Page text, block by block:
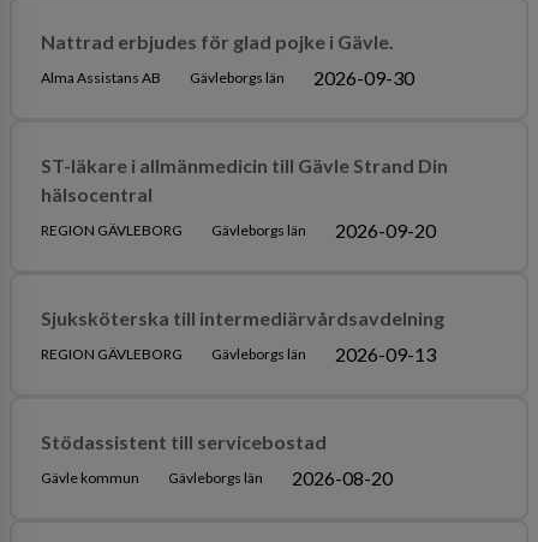
Nattrad erbjudes för glad pojke i Gävle.
Alma Assistans AB Gävleborgs län 2026-09-30
ST-läkare i allmänmedicin till Gävle Strand Din
hälsocentral
REGION GÄVLEBORG Gävleborgs län 2026-09-20
Sjuksköterska till intermediärvårdsavdelning
REGION GÄVLEBORG Gävleborgs län 2026-09-13
Stödassistent till servicebostad
Gävle kommun Gävleborgs län 2026-08-20